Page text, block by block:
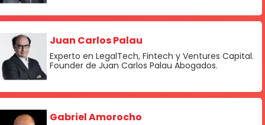
Juan Carlos Palau
Experto en LegalTech, Fintech y Ventures Capital.
Founder de Juan Carlos Palau Abogados.
Gabriel Amorocho